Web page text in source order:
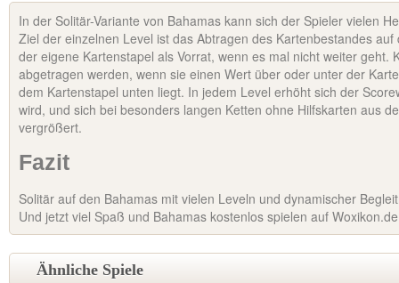
In der Solitär-Variante von Bahamas kann sich der Spieler vielen
Ziel der einzelnen Level ist das Abtragen des Kartenbestandes
der eigene Kartenstapel als Vorrat, wenn es mal nicht weiter geht.
abgetragen werden, wenn sie einen Wert über oder unter der
dem Kartenstapel unten liegt. In jedem Level erhöht sich der
wird, und sich bei besonders langen Ketten ohne Hilfskarten aus
vergrößert.
Fazit
Solitär auf den Bahamas mit vielen Leveln und dynamischer
Und jetzt viel Spaß und Bahamas kostenlos spielen auf Woxikon.de
Ähnliche Spiele